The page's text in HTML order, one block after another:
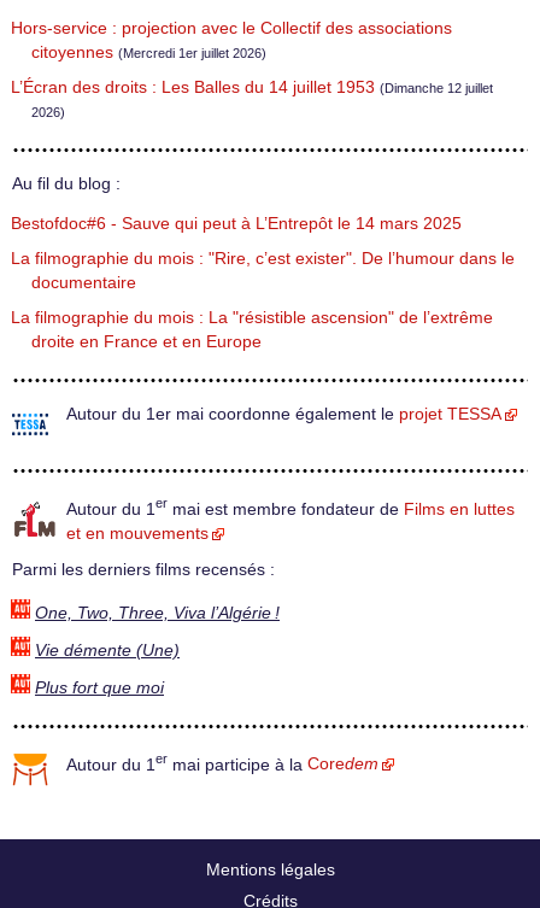
Hors-service : projection avec le Collectif des associations
citoyennes (Mercredi 1er juillet 2026)
L’Écran des droits : Les Balles du 14 juillet 1953 (Dimanche 12 juillet
2026)
Au fil du blog :
Bestofdoc#6 - Sauve qui peut à L’Entrepôt le 14 mars 2025
La filmographie du mois : "Rire, c’est exister". De l’humour dans le
documentaire
La filmographie du mois : La "résistible ascension" de l’extrême
droite en France et en Europe
Autour du 1er mai coordonne également le projet TESSA
Autour du 1 er mai est membre fondateur de Films en luttes
et en mouvements
Parmi les derniers films recensés :
One, Two, Three, Viva l’Algérie !
Vie démente (Une)
Plus fort que moi
Autour du 1 er mai participe à la Coredem
Mentions légales
Crédits